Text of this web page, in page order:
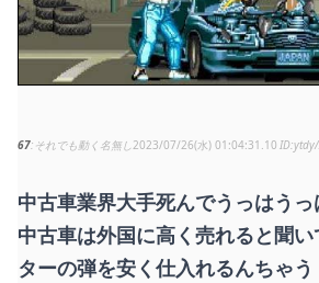
67 それでも動く名無し2023/07/26(水) 01:04:31.10 ytdy/
中古車業界大手死んでうっはう
中古車は外国に高く売れると聞
ターの弾を安く仕入れるんちゃう